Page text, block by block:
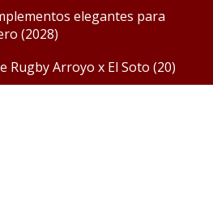
elegantes para
(2028)
Rugby Arroyo x El Soto (20)